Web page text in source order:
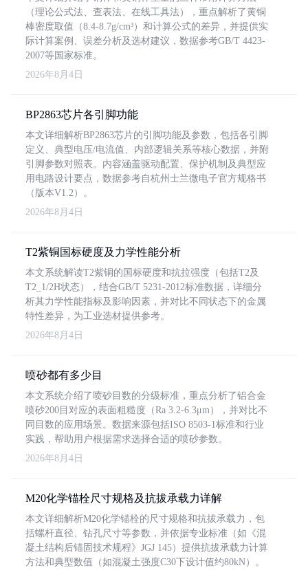
（理论公式法、查表法、在线工具法），重点解析了黄铜
棒密度取值（8.4-8.7g/cm³）和计算公式的差异，并提供实
际计算案例、误差分析及选材建议，数据参考GB/T 4423-
2007等国家标准。
2026年8月4日
BP2863芯片各引脚功能
本文详细解析BP2863芯片的引脚功能及参数，包括各引脚
定义、典型电压/电流值、内部逻辑关系等核心数据，并附
引脚参数对照表。内容涵盖驱动配置、保护机制及典型应
用电路设计要点，数据参考自杭州士兰微电子官方规格书
（版本V1.2）。
2026年8月4日
T2紫铜国标硬度及力学性能分析
本文系统解读T2紫铜的国标硬度和抗拉强度（包括T2及
T2_1/2H状态），结合GB/T 5231-2012标准数据，详细分
析其力学性能指标及影响因素，并对比不同状态下的金属
特性差异，为工业选材提供参考。
2026年8月4日
喷砂都有多少目
本文系统介绍了喷砂目数的分级标准，重点分析了铝合金
喷砂200目对应的表面粗糙度（Ra 3.2-6.3μm），并对比不
同目数的应用场景。数据来源包括ISO 8503-1标准和行业
实践，帮助用户根据需求选择合适的喷砂参数。
2026年8月4日
M20化学锚栓尺寸规格及抗拔承载力详解
本文详细解析M20化学锚栓的尺寸规格和抗拔承载力，包
括螺杆直径、钻孔尺寸等参数，并依据专业标准（如《混
凝土结构后锚固技术规程》JGJ 145）提供抗拔承载力计算
方法和典型数值（如混凝土强度C30下设计值约80kN）。